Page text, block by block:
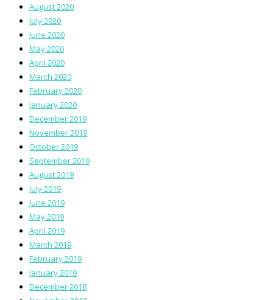
August 2020
July 2020
June 2020
May 2020
April 2020
March 2020
February 2020
January 2020
December 2019
November 2019
October 2019
September 2019
August 2019
July 2019
June 2019
May 2019
April 2019
March 2019
February 2019
January 2019
December 2018